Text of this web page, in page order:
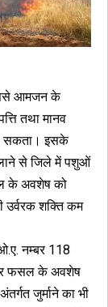
आमजन के
तथा मानव
सकता। इसके
से जिले में पशुओं
के अवशेष को
उर्वरक शक्ति कम
नम्बर 118
फसल के अवशेष
जुर्माने का भी